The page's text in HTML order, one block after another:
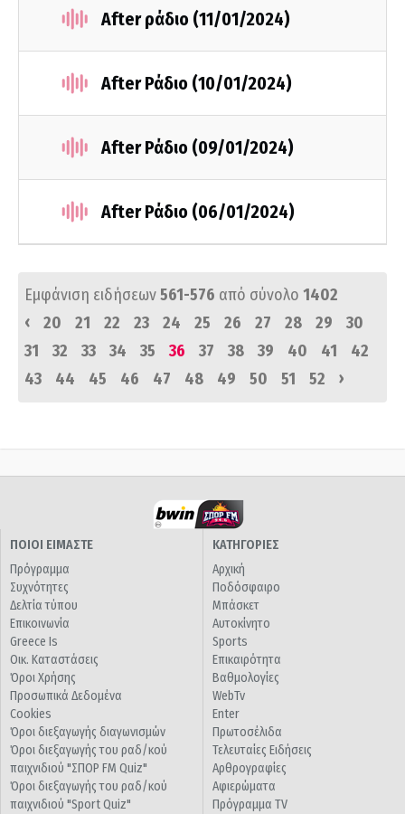
After ράδιο (11/01/2024)
After Ράδιο (10/01/2024)
After Ράδιο (09/01/2024)
After Ράδιο (06/01/2024)
Εμφάνιση ειδήσεων561-576 από σύνολο 1402
‹
20 21 22 23 24 25 26 27 28 29
30
31
32 33 34 35 36 37 38 39 40 41
42
43
44 45 46 47 48 49 50 51 52 ›
ΠΟΙΟΙ ΕΙΜΑΣΤΕ
Πρόγραμμα
Συχνότητες
Δελτία τύπου
Επικοινωνία
Greece Is
Οικ. Καταστάσεις
Όροι Χρήσης
Προσωπικά Δεδομένα
Cookies
Όροι διεξαγωγής διαγωνισμών
Όροι διεξαγωγής του ραδ/κού
παιχνιδιού "ΣΠΟΡ FM Quiz"
Όροι διεξαγωγής του ραδ/κού
παιχνιδιού "Sport Quiz"
ΚΑΤΗΓΟΡΙΕΣ
Αρχική
Ποδόσφαιρο
Μπάσκετ
Αυτοκίνητο
Sports
Επικαιρότητα
Βαθμολογίες
WebTv
Enter
Πρωτοσέλιδα
Τελευταίες Ειδήσεις
Αρθρογραφίες
Αφιερώματα
Πρόγραμμα TV